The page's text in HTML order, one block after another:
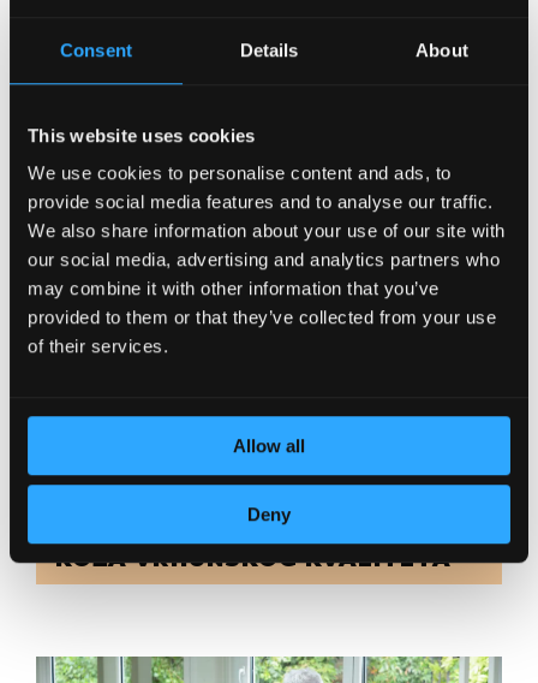
Consent Details About
This website uses cookies
We use cookies to personalise content and ads, to
provide social media features and to analyse our traffic.
We also share information about your use of our site with
our social media, advertising and analytics partners who
may combine it with other information that you’ve
provided to them or that they’ve collected from your use
of their services.
Allow all
Deny
POSVEĆENOST DETALJIMA
KOŽA VRHUNSKOG KVALITETA